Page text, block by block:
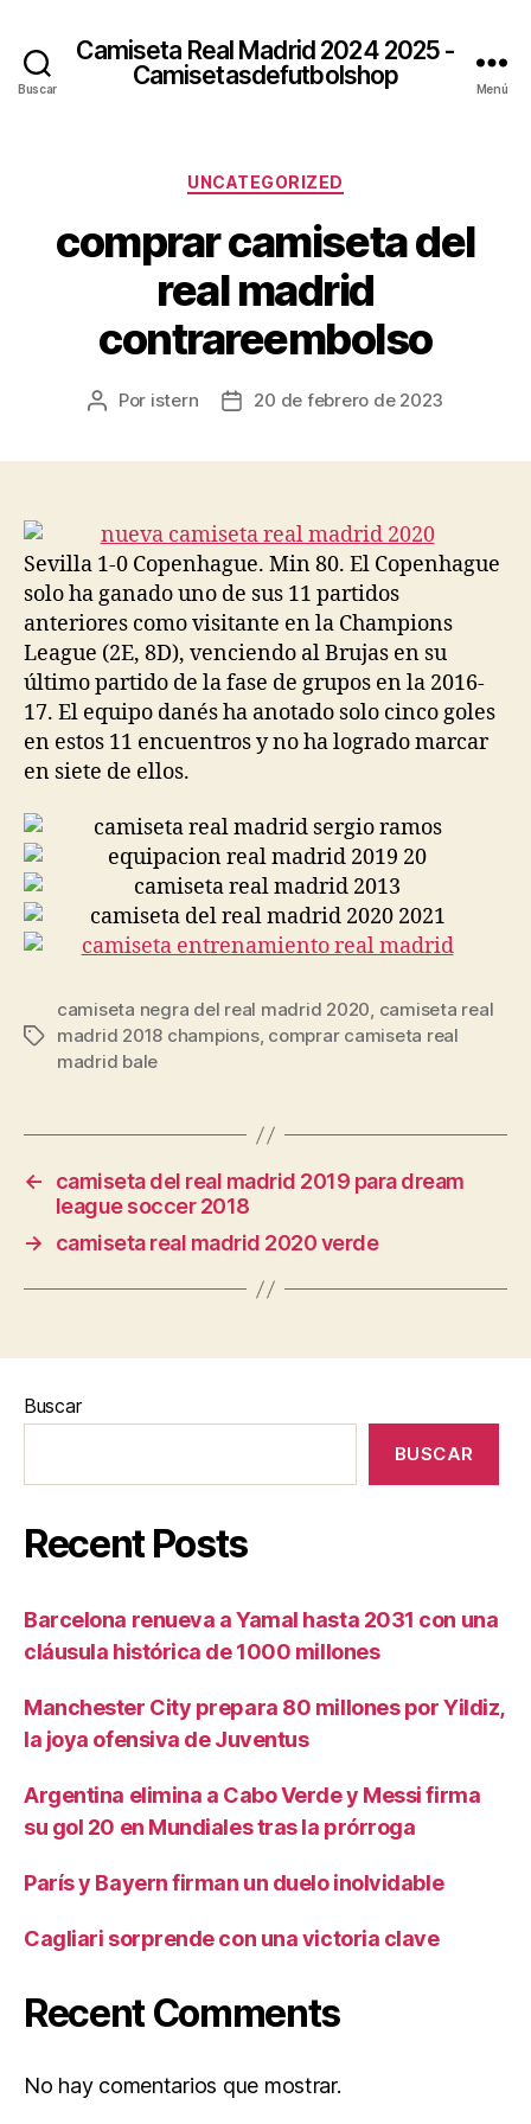
Buscar
Camiseta Real Madrid 2024 2025 -
Camisetasdefutbolshop
Menú
Categorías
UNCATEGORIZED
comprar camiseta del
real madrid
contrareembolso
Autor
Por istern
Fecha20 de febrero de 2023
Sevilla 1-0 Copenhague. Min 80. El Copenhague
solo ha ganado uno de sus 11 partidos
anteriores como visitante en la Champions
League (2E, 8D), venciendo al Brujas en su
último partido de la fase de grupos en la 2016-
17. El equipo danés ha anotado solo cinco goles
en estos 11 encuentros y no ha logrado marcar
en siete de ellos.
Etiquetas
camiseta negra del real madrid 2020, camiseta real
madrid 2018 champions, comprar camiseta real
madrid bale
←
camiseta del real madrid 2019 para dream
league soccer 2018
→
camiseta real madrid 2020 verde
Buscar
BUSCAR
Recent Posts
Barcelona renueva a Yamal hasta 2031 con una
cláusula histórica de 1000 millones
Manchester City prepara 80 millones por Yildiz,
la joya ofensiva de Juventus
Argentina elimina a Cabo Verde y Messi firma
su gol 20 en Mundiales tras la prórroga
París y Bayern firman un duelo inolvidable
Cagliari sorprende con una victoria clave
Recent Comments
No hay comentarios que mostrar.